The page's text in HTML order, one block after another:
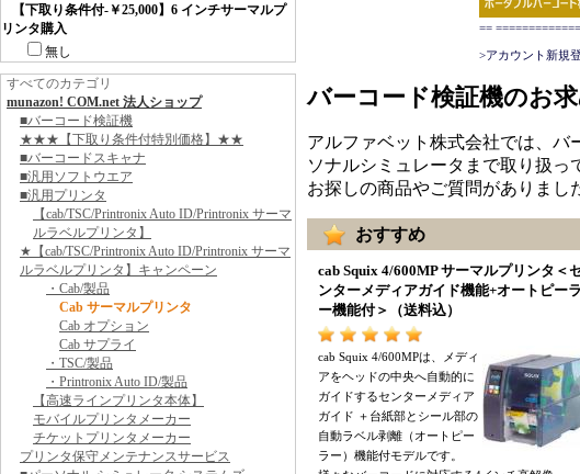
【下取り条件付-￥25,000】6 インチサーマルプ
リンタ購入
無し
すべてのカテゴリ
munazon! COM.net 法人ショップ
■バーコード検証機
★★★【下取り条件付特別価格】★★
■バーコードスキャナ
■汎用ソフトウエア
■汎用プリンタ
【cab/TSC/Printronix Auto ID/Printronix サーマ
ルラベルプリンタ】
★【cab/TSC/Printronix Auto ID/Printronix サーマ
ルラベルプリンタ】キャンペーン
・Cab/製品
Cab サーマルプリンタ
Cab オプション
Cab サプライ
・TSC/製品
・Printronix Auto ID/製品
【高速ラインプリンタ本体】
モバイルプリンタメーカー
チケットプリンタメーカー
プリンタ保守メンテナンスサービス
==
>アカウント新規
バーコード検証機のお
アルファベット株式会社では、バ
ソナルシミュレータまで取り扱っ
お探しの商品やご質問がありまし
おすすめ
cab Squix 4/600MP サーマルプリンタ ＜
ンターメディアガイド機能+オートピーラ
ー機能付＞（送料込）
cab Squix 4/600MPは
メディ
アをヘッドの中央へ自動的に
ガイドするセンターメディア
ガイド ＋ 台紙部とシール部の
自動ラベル剥離 （オートピー
ラー） 機能付モデルです。